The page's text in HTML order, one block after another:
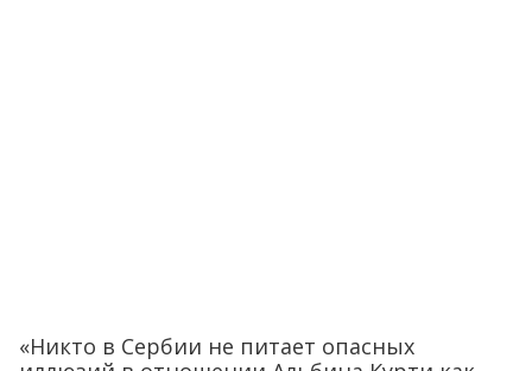
«Никто в Сербии не питает опасных